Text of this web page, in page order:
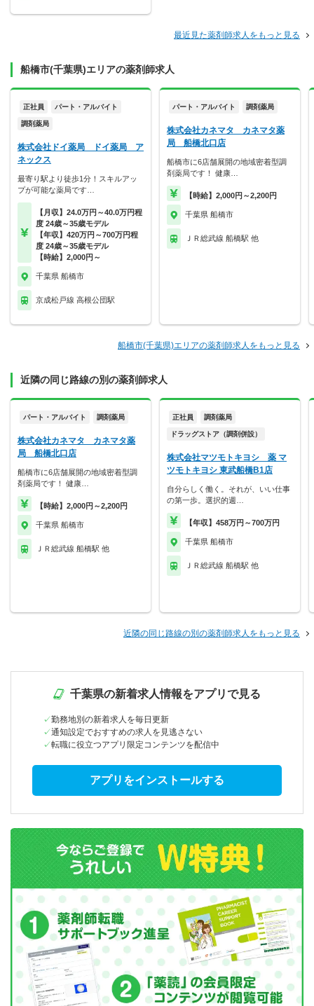
最近見た薬剤師求人をもっと見る
船橋市(千葉県)エリアの薬剤師求人
正社員 パート・アルバイト
調剤薬局
株式会社ドイ薬局 ドイ薬局 ア
ネックス
最寄り駅より徒歩1分！スキルアッ
プが可能な薬局です…
【月収】24.0万円～40.0万円程
度 24歳～35歳モデル
【年収】420万円～700万円程
度 24歳～35歳モデル
【時給】2,000円～
千葉県 船橋市
京成松戸線 高根公団駅
パート・アルバイト 調剤薬局
株式会社カネマタ カネマタ薬
局 船橋北口店
船橋市に6店舗展開の地域密着型調
剤薬局です！ 健康…
【時給】2,000円～2,200円
千葉県 船橋市
ＪＲ総武線 船橋駅 他
船橋市(千葉県)エリアの薬剤師求人をもっと見る
近隣の同じ路線の別の薬剤師求人
パート・アルバイト 調剤薬局
株式会社カネマタ カネマタ薬
局 船橋北口店
船橋市に6店舗展開の地域密着型調
剤薬局です！ 健康…
【時給】2,000円～2,200円
千葉県 船橋市
ＪＲ総武線 船橋駅 他
正社員 調剤薬局
ドラッグストア（調剤併設）
株式会社マツモトキヨシ 薬 マ
ツモトキヨシ 東武船橋B1店
自分らしく働く。それが、いい仕事
の第一歩。選択的週…
【年収】458万円～700万円
千葉県 船橋市
ＪＲ総武線 船橋駅 他
近隣の同じ路線の別の薬剤師求人をもっと見る
千葉県の新着求人情報をアプリで見る
勤務地別の新着求人を毎日更新
通知設定でおすすめの求人を見逃さない
転職に役立つアプリ限定コンテンツを配信中
アプリをインストールする